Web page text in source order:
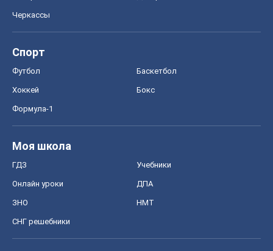
Черкассы
Спорт
Футбол Баскетбол
Хоккей Бокс
Формула-1
Моя школа
ГДЗ Учебники
Онлайн уроки ДПА
ЗНО НМТ
СНГ решебники